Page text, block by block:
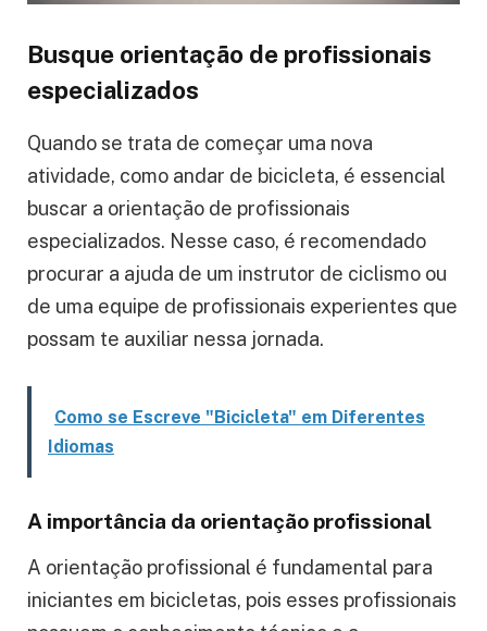
Busque orientação de profissionais
especializados
Quando se trata de começar uma nova
atividade, como andar de bicicleta, é essencial
buscar a orientação de profissionais
especializados. Nesse caso, é recomendado
procurar a ajuda de um instrutor de ciclismo ou
de uma equipe de profissionais experientes que
possam te auxiliar nessa jornada.
Como se Escreve "Bicicleta" em Diferentes
Idiomas
A importância da orientação profissional
A orientação profissional é fundamental para
iniciantes em bicicletas, pois esses profissionais